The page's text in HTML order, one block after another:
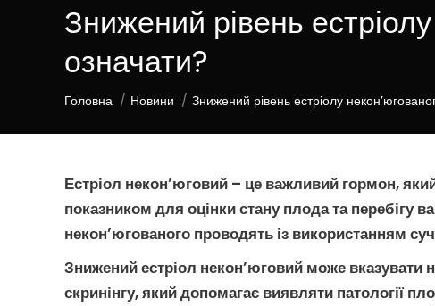
Знижений рівень
означати?
You are here:
Головна Новини Знижений рівень естріолу
Естріол некон’юговий – це важливий гормон,
показником для оцінки стану плода та перебігу
некон’югованого проводять із використанням
Знижений естріол некон’юговий може вказувати
скринінгу, який допомагає виявляти патології